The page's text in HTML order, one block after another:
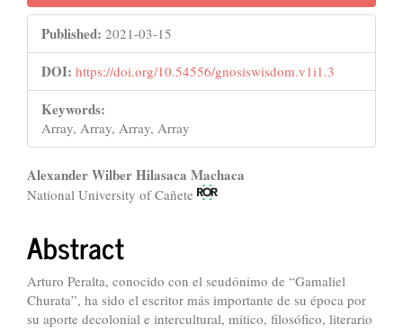
Published: 2021-03-15
DOI: https://doi.org/10.54556/gnosiswisdom.v1i1.3
Keywords:
Array, Array, Array, Array
Main
Article
Content
Alexander Wilber Hilasaca Machaca
National University of Cañete
Abstract
Arturo Peralta, conocido con el seudónimo de “Gamaliel
Churata”, ha sido el escritor más importante de su época por
su aporte decolonial e intercultural, mítico, filosófico, literario